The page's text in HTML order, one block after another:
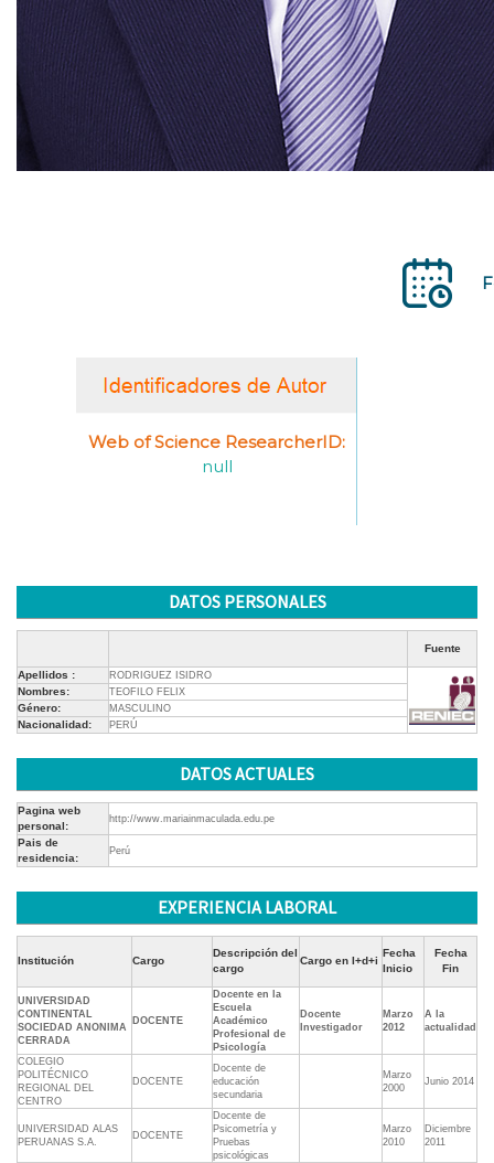
Web of Science ResearcherID:
null
DATOS PERSONALES
Fuente
Apellidos : RODRIGUEZ ISIDRO
Nombres: TEOFILO FELIX
Género: MASCULINO
Nacionalidad: PERÚ
DATOS ACTUALES
Pagina web
personal:
http://www.mariainmaculada.edu.pe
Pais de
residencia:
Perú
EXPERIENCIA LABORAL
Institución Cargo
Descripción del
cargo
Cargo en I+d+i
Fecha
Inicio
Fecha
Fin
UNIVERSIDAD
CONTINENTAL
SOCIEDAD ANONIMA
CERRADA
DOCENTE
Docente en la
Escuela
Académico
Profesional de
Psicología
Docente
Investigador
Marzo
2012
A la
actualidad
COLEGIO
POLITÉCNICO
REGIONAL DEL
CENTRO
DOCENTE
Docente de
educación
secundaria
Marzo
2000
Junio 2014
UNIVERSIDAD ALAS
PERUANAS S.A.
DOCENTE
Docente de
Psicometría y
Pruebas
psicológicas
Marzo
2010
Diciembre
2011